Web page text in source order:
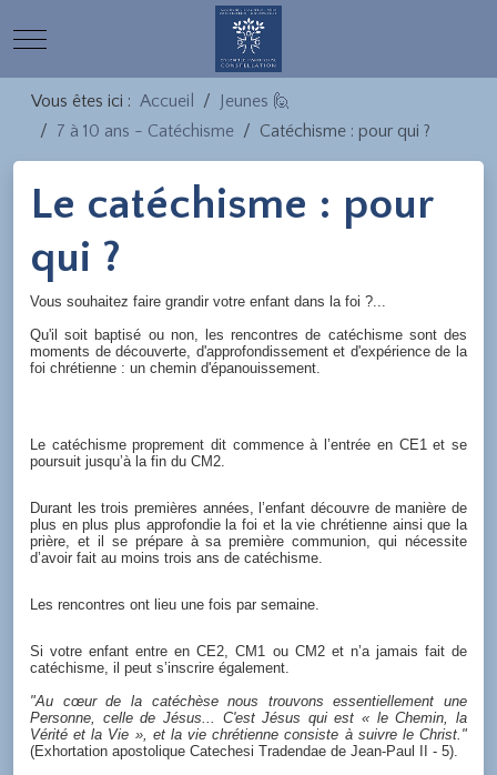
Mobile Menu Toggle
Vous êtes ici : Accueil
Jeunes 🙋
7 à 10 ans - Catéchisme
Catéchisme : pour qui ?
Le catéchisme : pour
qui ?
Vous souhaitez faire grandir votre enfant dans la foi ?...
Qu'il soit baptisé ou non, les rencontres de catéchisme sont des
moments de découverte, d'approfondissement et d'expérience de la
foi chrétienne : un chemin d'épanouissement.
Le catéchisme proprement dit commence à l’entrée en CE1 et se
poursuit jusqu’à la fin du CM2.
Durant les trois premières années, l’enfant découvre de manière de
plus en plus plus approfondie la foi et la vie chrétienne ainsi que la
prière, et il se prépare à sa première communion, qui nécessite
d’avoir fait au moins trois ans de catéchisme.
Les rencontres ont lieu une fois par semaine.
Si votre enfant entre en CE2, CM1 ou CM2 et n’a jamais fait de
catéchisme, il peut s’inscrire également.
"Au cœur de la catéchèse nous trouvons essentiellement une
Personne, celle de Jésus... C'est Jésus qui est « le Chemin, la
Vérité et la Vie », et la vie chrétienne consiste à suivre le Christ."
(Exhortation apostolique Catechesi Tradendae de Jean-Paul II - 5).